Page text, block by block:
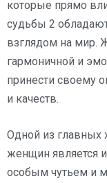
которые прямо
судьбы 2
взглядом на мир.
гармоничной и
принести своему
и качеств.
Одной из главных
женщин является
особым чутьем и